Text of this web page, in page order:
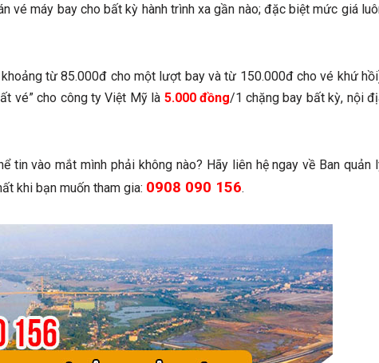
vé máy bay cho bất kỳ hành trình xa gần nào; đặc biệt mức giá
từ 85.000đ cho một lượt bay và từ 150.000đ cho vé khứ
vé” cho công ty Việt Mỹ là 5.000 đồng/1 chặng bay bất kỳ, nội
tin vào mắt mình phải không nào? Hãy liên hệ ngay về Ban quản
khi bạn muốn tham gia: 0908 090 156.